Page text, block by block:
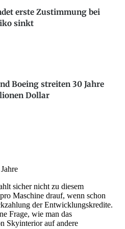
erste Zustimmung bei
sinkt
Boeing streiten 30 Jahre
Dollar